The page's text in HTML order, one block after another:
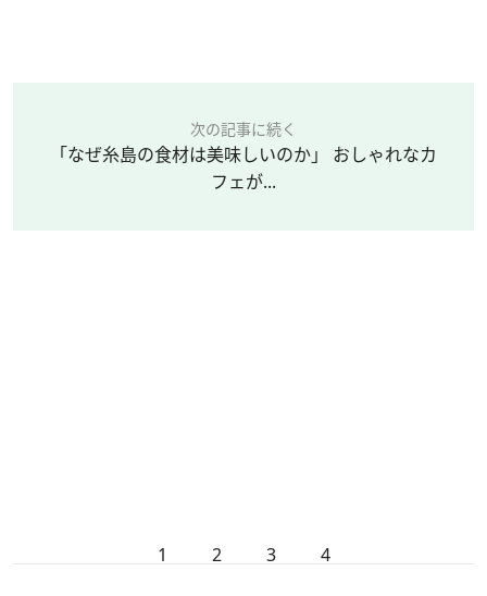
次の記事に続く
「なぜ糸島の食材は美味しいのか」 おしゃれなカ
フェが...
1 2 3 4